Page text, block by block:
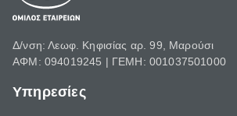
Δ/νση: Λεωφ. Κηφισίας αρ. 99, Μαρούσι
ΑΦΜ: 094019245 | ΓΕΜΗ: 001037501000
Υπηρεσίες